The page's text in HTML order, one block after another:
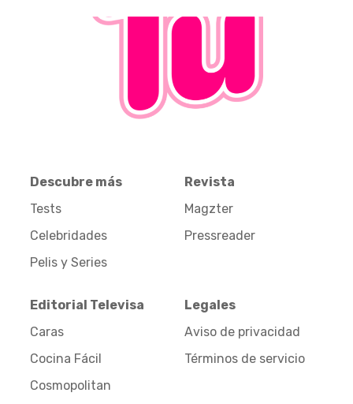
Descubre más
Tests
Celebridades
Pelis y Series
Revista
Magzter
Pressreader
Editorial Televisa
Caras
Cocina Fácil
Cosmopolitan
Legales
Aviso de privacidad
Términos de servicio